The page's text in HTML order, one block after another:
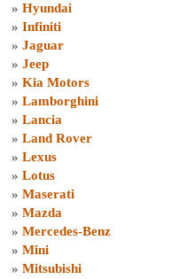
» Hyundai
» Infiniti
» Jaguar
» Jeep
» Kia Motors
» Lamborghini
» Lancia
» Land Rover
» Lexus
» Lotus
» Maserati
» Mazda
» Mercedes-Benz
» Mini
» Mitsubishi